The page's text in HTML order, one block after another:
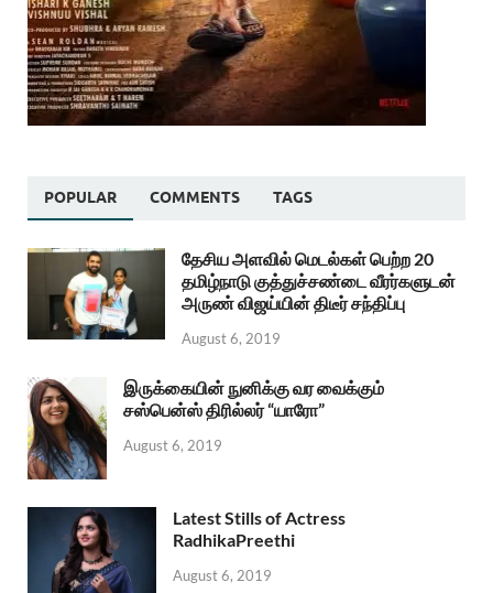
POPULAR COMMENTS TAGS
தேசிய அளவில் மெடல்கள் பெற்ற 20
தமிழ்நாடு குத்துச்சண்டை வீரர்களுடன்
அருண் விஜய்யின் திடீர் சந்திப்பு
August 6, 2019
இருக்கையின் நுனிக்கு வர வைக்கும்
சஸ்பென்ஸ் திரில்லர் “யாரோ”
August 6, 2019
Latest Stills of Actress
RadhikaPreethi
August 6, 2019